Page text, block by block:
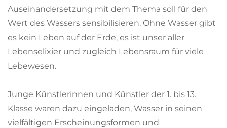
Auseinandersetzung mit dem Thema soll für den
Wert des Wassers sensibilisieren. Ohne Wasser gibt
es kein Leben auf der Erde, es ist unser aller
Lebenselixier und zugleich Lebensraum für viele
Lebewesen.
Junge Künstlerinnen und Künstler der 1. bis 13.
Klasse waren dazu eingeladen, Wasser in seinen
vielfältigen Erscheinungsformen und